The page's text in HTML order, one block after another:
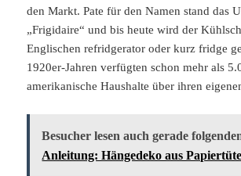
den Markt. Pate für den Namen stand das
„Frigidaire“ und bis heute wird der
Englischen refridgerator oder kurz fridge
1920er-Jahren verfügten schon mehr als
amerikanische Haushalte über ihren
Besucher lesen auch gerade
Anleitung: Hängedeko aus